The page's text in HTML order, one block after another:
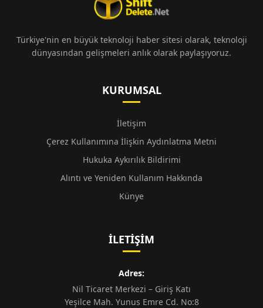
Türkiye'nin en büyük teknoloji haber sitesi olarak, teknoloji
dünyasından gelişmeleri anlık olarak paylaşıyoruz.
KURUMSAL
İletişim
Çerez Kullanımına İlişkin Aydınlatma Metni
Hukuka Aykırılık Bildirimi
Alıntı ve Yeniden Kullanım Hakkında
Künye
İLETIŞIM
Adres:
Nil Ticaret Merkezi – Giriş Katı
Yeşilce Mah. Yunus Emre Cd. No:8